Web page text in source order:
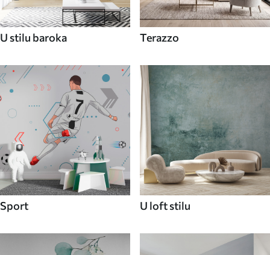
U stilu baroka Terazzo
Sport U loft stilu